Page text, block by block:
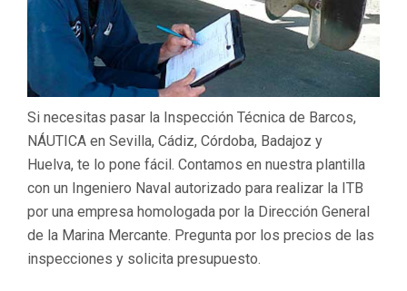
Si necesitas pasar la Inspección Técnica de Barcos,
NÁUTICA en Sevilla, Cádiz, Córdoba, Badajoz y
Huelva, te lo pone fácil. Contamos en nuestra plantilla
con un Ingeniero Naval autorizado para realizar la ITB
por una empresa homologada por la Dirección General
de la Marina Mercante. Pregunta por los precios de las
inspecciones y solicita presupuesto.